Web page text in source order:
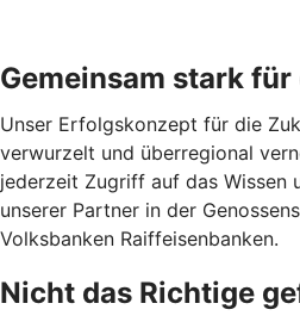
Gemeinsam stark
Unser Erfolgskonzept für die
verwurzelt und überregional
jederzeit Zugriff auf das Wissen
unserer Partner in der
Volksbanken Raiffeisenbanken.
Nicht das Richtige